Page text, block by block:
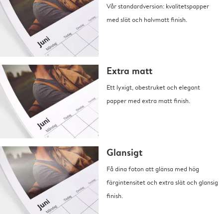
Vår standardversion: kvalitetspapper
med slät och halvmatt finish.
Extra matt
Ett lyxigt, obestruket och elegant
papper med extra matt finish.
Glansigt
Få dina foton att glänsa med hög
färgintensitet och extra slät och glansig
finish.